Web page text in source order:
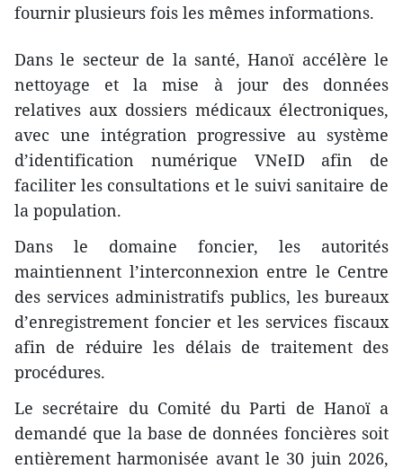
fournir plusieurs fois les mêmes informations.
Dans le secteur de la santé, Hanoï accélère le
nettoyage et la mise à jour des données
relatives aux dossiers médicaux électroniques,
avec une intégration progressive au système
d’identification numérique VNeID afin de
faciliter les consultations et le suivi sanitaire de
la population.
Dans le domaine foncier, les autorités
maintiennent l’interconnexion entre le Centre
des services administratifs publics, les bureaux
d’enregistrement foncier et les services fiscaux
afin de réduire les délais de traitement des
procédures.
Le secrétaire du Comité du Parti de Hanoï a
demandé que la base de données foncières soit
entièrement harmonisée avant le 30 juin 2026,